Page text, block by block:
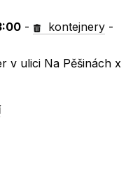
- kontejnery -
v ulici Na Pěšinách x